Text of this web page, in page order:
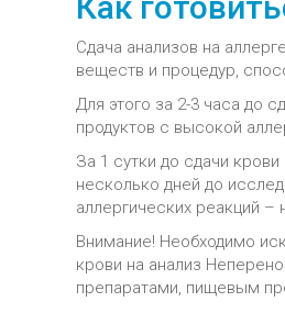
Сдача анализов на
веществ и процедур,
Для этого за 2-3 часа до
продуктов с высокой
За 1 сутки до сдачи
несколько дней до
аллергических реакций
Внимание! Необходимо
крови на анализ
препаратами, пищевым